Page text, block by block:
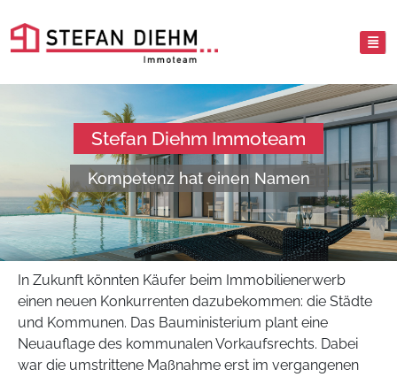
Stefan Diehm Immoteam
Kompetenz hat einen Namen
In Zukunft könnten Käufer beim Immobilienerwerb
einen neuen Konkurrenten dazubekommen: die Städte
und Kommunen. Das Bauministerium plant eine
Neuauflage des kommunalen Vorkaufsrechts. Dabei
war die umstrittene Maßnahme erst im vergangenen